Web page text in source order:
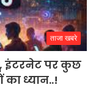
ताजा खबरे
पर कुछ
ध्यान..!